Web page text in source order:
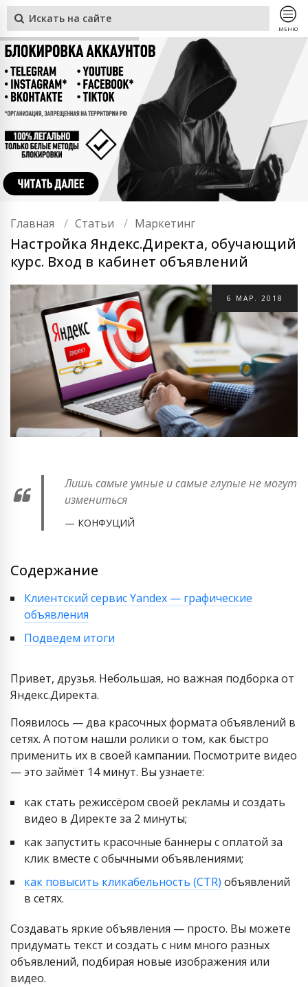
МЕНЮ
Главная Статьи Маркетинг
Настройка Яндекс.Директа, обучающий
курс. Вход в кабинет объявлений
6 МАР. 2018
Лишь самые умные и самые глупые не могут
измениться
КОНФУЦИЙ
Содержание
Клиентский сервис Yandex — графические
объявления
Подведем итоги
Привет, друзья. Небольшая, но важная подборка от
Яндекс.Директа.
Появилось — два красочных формата объявлений в
сетях. А потом нашли ролики о том, как быстро
применить их в своей кампании. Посмотрите видео
— это займёт 14 минут. Вы узнаете:
как стать режиссёром своей рекламы и создать
видео в Директе за 2 минуты;
как запустить красочные баннеры с оплатой за
клик вместе с обычными объявлениями;
как повысить кликабельность (CTR) объявлений
в сетях.
Создавать яркие объявления — просто. Вы можете
придумать текст и создать с ним много разных
объявлений, подбирая новые изображения или
видео.